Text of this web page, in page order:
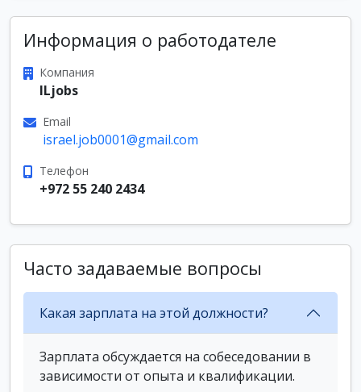
Информация о работодателе
Компания
ILjobs
Email
israel.job0001@gmail.com
Телефон
+972 55 240 2434
Часто задаваемые вопросы
Какая зарплата на этой должности?
Зарплата обсуждается на собеседовании в
зависимости от опыта и квалификации.